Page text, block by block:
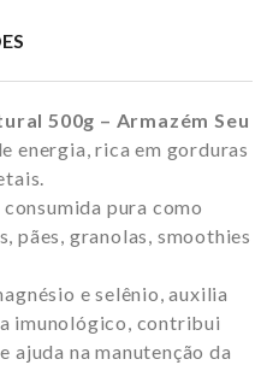
500g – Armazém Seu
energia, rica em gorduras
pura como
pães, granolas, smoothies
e selênio, auxilia
imunológico, contribui
ajuda na manutenção da